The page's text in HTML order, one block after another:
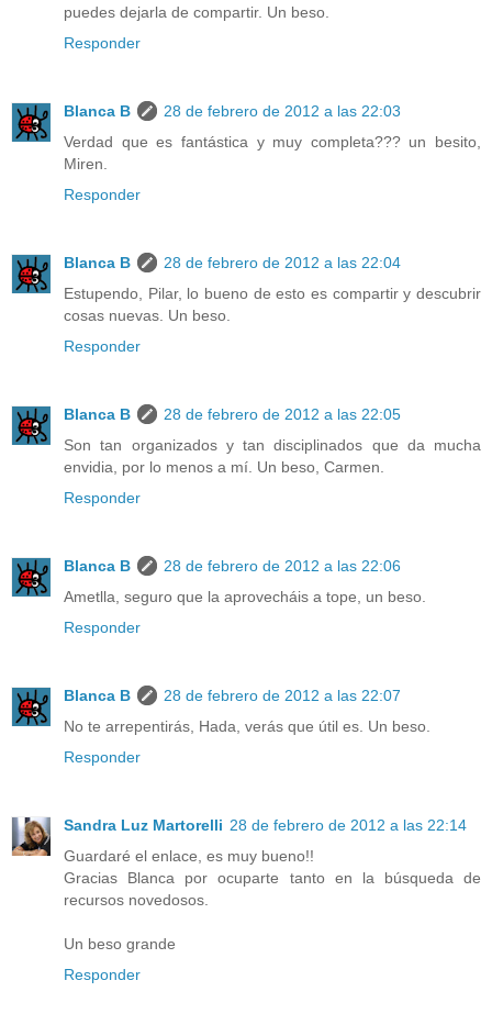
puedes dejarla de compartir. Un beso.
Responder
Blanca B
28 de febrero de 2012 a las 22:03
Verdad que es fantástica y muy completa??? un besito,
Miren.
Responder
Blanca B
28 de febrero de 2012 a las 22:04
Estupendo, Pilar, lo bueno de esto es compartir y descubrir
cosas nuevas. Un beso.
Responder
Blanca B
28 de febrero de 2012 a las 22:05
Son tan organizados y tan disciplinados que da mucha
envidia, por lo menos a mí. Un beso, Carmen.
Responder
Blanca B
28 de febrero de 2012 a las 22:06
Ametlla, seguro que la aprovecháis a tope, un beso.
Responder
Blanca B
28 de febrero de 2012 a las 22:07
No te arrepentirás, Hada, verás que útil es. Un beso.
Responder
Sandra Luz Martorelli 28 de febrero de 2012 a las 22:14
Guardaré el enlace, es muy bueno!!
Gracias Blanca por ocuparte tanto en la búsqueda de
recursos novedosos.
Un beso grande
Responder